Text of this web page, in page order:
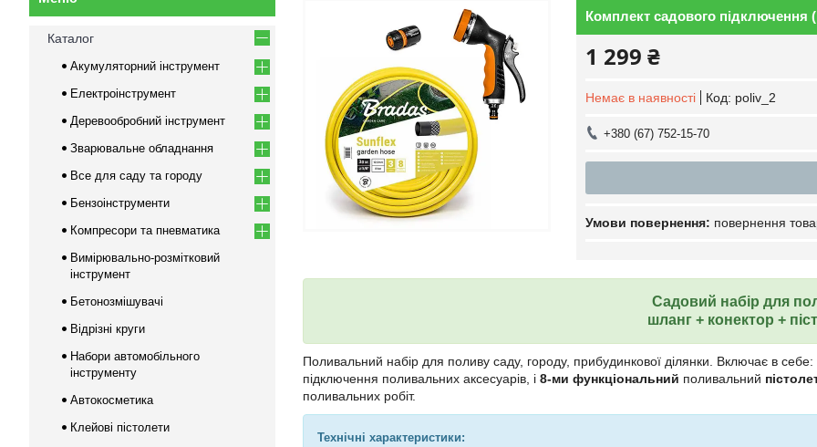
Комплект садового підключення
1 299 ₴
Немає в наявності Код: poliv_2
+380 (67) 752-15-70
повернення
Садовий набір для
шланг + конектор +
Поливальний набір для поливу саду, городу, прибудинкової ділянки. Включає в
підключення поливальних аксесуарів, і 8-ми функціональний поливальний
поливальних робіт.
Технічні характеристики:
Каталог
Акумуляторний інструмент
Електроінструмент
Деревообробний інструмент
Зварювальне обладнання
Все для саду та городу
Бензоінструменти
Компресори та пневматика
Вимірювально-розмітковий
інструмент
Бетонозмішувачі
Відрізні круги
Набори автомобільного
інструменту
Автокосметика
Клейові пістолети